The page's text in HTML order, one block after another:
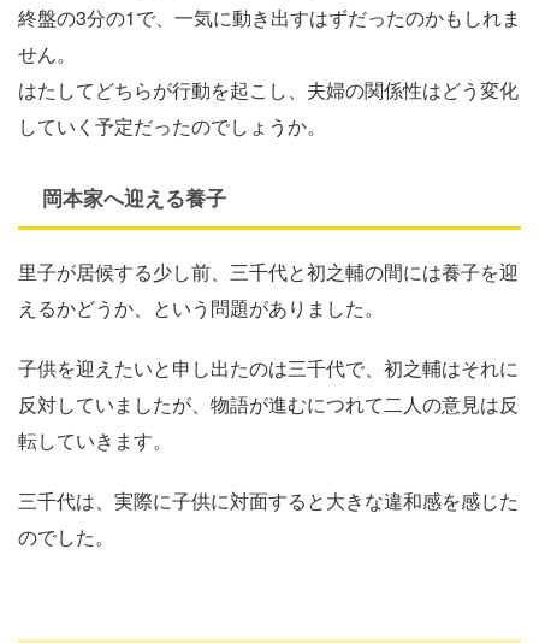
終盤の3分の1で、一気に動き出すはずだったのかもしれま
せん。
はたしてどちらが行動を起こし、夫婦の関係性はどう変化
していく予定だったのでしょうか。
岡本家へ迎える養子
里子が居候する少し前、三千代と初之輔の間には養子を迎
えるかどうか、という問題がありました。
子供を迎えたいと申し出たのは三千代で、初之輔はそれに
反対していましたが、物語が進むにつれて二人の意見は反
転していきます。
三千代は、実際に子供に対面すると大きな違和感を感じた
のでした。